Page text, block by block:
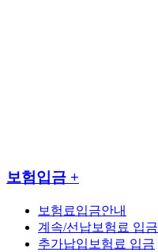
보험입금 +
보험료입금안내
계속/선납보험료 입금
추가납입보험료 입금